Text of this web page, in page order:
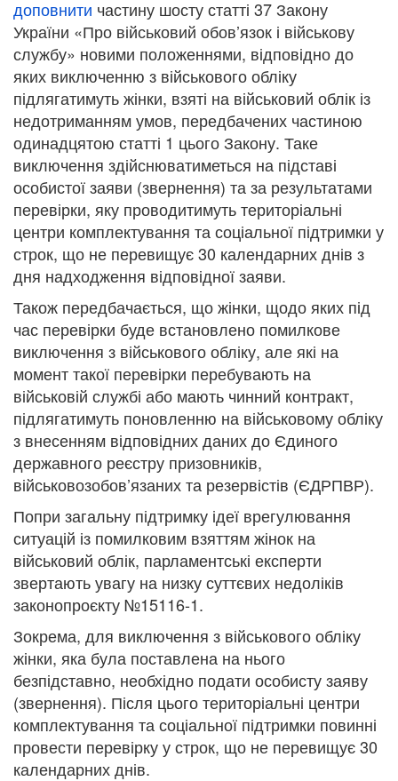
доповнити частину шосту статті 37 Закону
України «Про військовий обов’язок і військову
службу» новими положеннями, відповідно до
яких виключенню з військового обліку
підлягатимуть жінки, взяті на військовий облік із
недотриманням умов, передбачених частиною
одинадцятою статті 1 цього Закону. Таке
виключення здійснюватиметься на підставі
особистої заяви (звернення) та за результатами
перевірки, яку проводитимуть територіальні
центри комплектування та соціальної підтримки у
строк, що не перевищує 30 календарних днів з
дня надходження відповідної заяви.
Також передбачається, що жінки, щодо яких під
час перевірки буде встановлено помилкове
виключення з військового обліку, але які на
момент такої перевірки перебувають на
військовій службі або мають чинний контракт,
підлягатимуть поновленню на військовому обліку
з внесенням відповідних даних до Єдиного
державного реєстру призовників,
військовозобов’язаних та резервістів (ЄДРПВР).
Попри загальну підтримку ідеї врегулювання
ситуацій із помилковим взяттям жінок на
військовий облік, парламентські експерти
звертають увагу на низку суттєвих недоліків
законопроєкту №15116-1.
Зокрема, для виключення з військового обліку
жінки, яка була поставлена на нього
безпідставно, необхідно подати особисту заяву
(звернення). Після цього територіальні центри
комплектування та соціальної підтримки повинні
провести перевірку у строк, що не перевищує 30
календарних днів.